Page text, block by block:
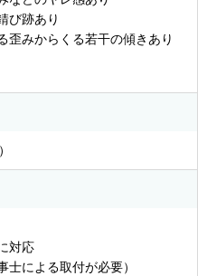
び跡あり
歪みからくる若干の傾きあり
対応
士による取付が必要）